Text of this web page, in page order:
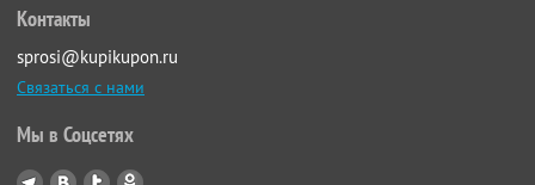
Контакты
sprosi@kupikupon.ru
Связаться с нами
Мы в Соцсетях